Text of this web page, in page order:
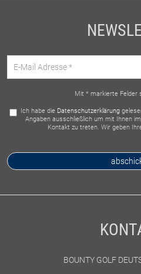
Mit * markierte Felder
Ich habe dieDatenschutzerklärung
Angaben ausschließlich um mit Ihnen
Kontakt zu treten. Wir geben
BOUNTY GOLF